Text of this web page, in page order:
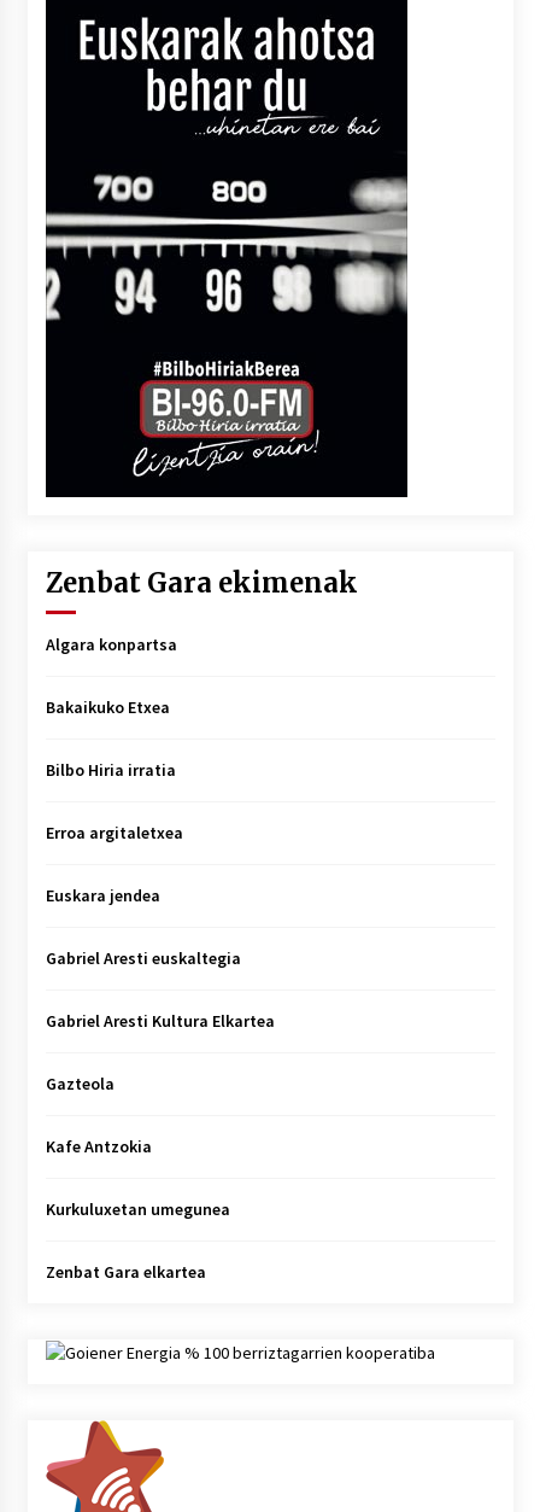
Zenbat Gara ekimenak
Algara konpartsa
Bakaikuko Etxea
Bilbo Hiria irratia
Erroa argitaletxea
Euskara jendea
Gabriel Aresti euskaltegia
Gabriel Aresti Kultura Elkartea
Gazteola
Kafe Antzokia
Kurkuluxetan umegunea
Zenbat Gara elkartea